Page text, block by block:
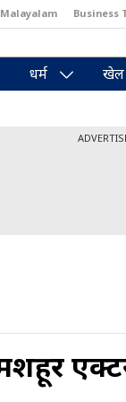
Malayalam Business
धर्म खेल